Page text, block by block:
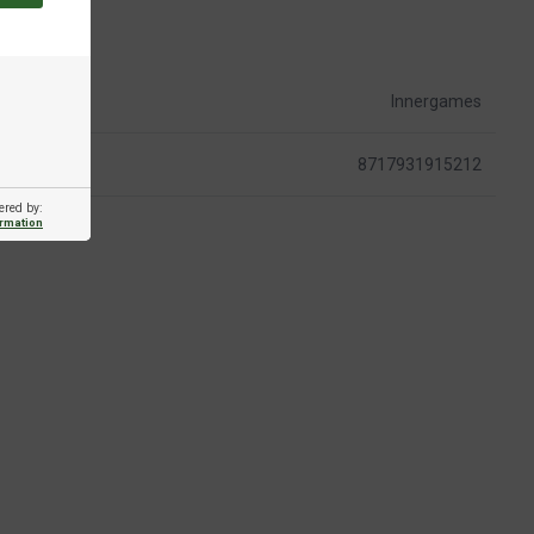
by:
Innergames
8717931915212